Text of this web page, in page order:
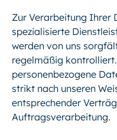
Zur Verarbeitung Ihrer
spezialisierte
werden von uns
regelmäßig
personenbezogene
strikt nach unseren
entsprechender
Auftragsverarbeitung.